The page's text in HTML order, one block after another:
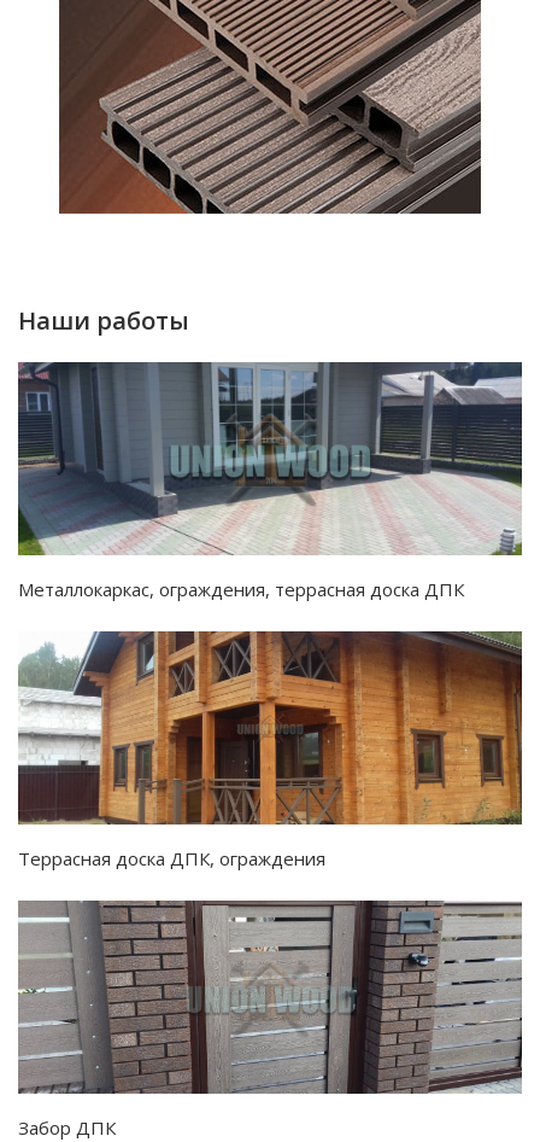
Наши работы
Металлокаркас, ограждения, террасная доска ДПК
Террасная доска ДПК, ограждения
Забор ДПК